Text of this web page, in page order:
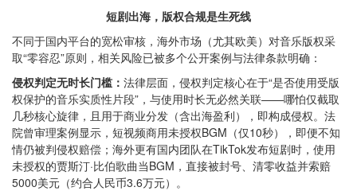
短剧出海，版权合规是生死线
不同于国内平台的宽松审核，海外市场（尤其欧美）对音乐版权采
取“零容忍”原则，相关风险已被多个公开案例与法律条款明确：
侵权判定无时长门槛： 法律层面，侵权判定核心在于“是否使用受版
权保护的音乐实质性片段”，与使用时长无必然关联——哪怕仅截取
几秒核心旋律，且用于商业分发（含出海盈利），即构成侵权。法
院曾审理案例显示，短视频商用未授权BGM（仅10秒），即便不知
情仍被判侵权赔偿；海外更有国内团队在TikTok发布短剧时，使用
未授权的贾斯汀·比伯歌曲当BGM，直接被封号、清零收益并索赔
5000美元（约合人民币3.6万元）。